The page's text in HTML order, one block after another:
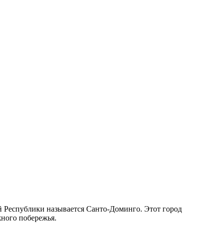
называется Санто-Доминго. Этот город
побережья.